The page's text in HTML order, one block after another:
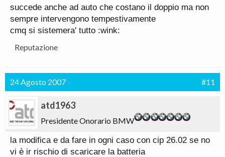
succede anche ad auto che costano il doppio ma non
sempre intervengono tempestivamente
cmq si sistemera' tutto :wink:
Reputazione
24 Agosto 2007 #11
atd1963
Presidente Onorario BMW
la modifica e da fare in ogni caso con cip 26.02 se no
vi è ir rischio di scaricare la batteria